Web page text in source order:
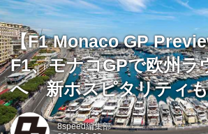
【F1 Monaco GP
F1、モナコGPで欧州ラ
へ 新ホスピタリティ
8speed編集部